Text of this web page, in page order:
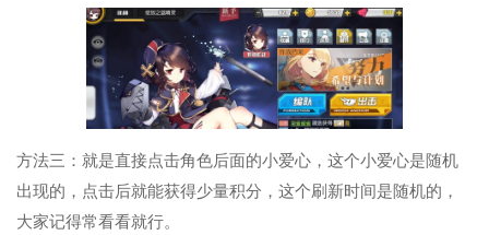
方法三：就是直接点击角色后面的小爱心，这个小爱心是随机
出现的，点击后就能获得少量积分，这个刷新时间是随机的，
大家记得常看看就行。